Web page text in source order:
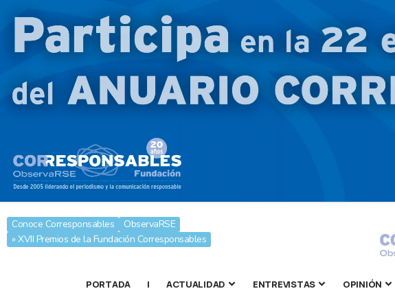
Conoce Corresponsables
ObservaRSE
» XVII Premios de la Fundación Corresponsables
PORTADA | ACTUALIDAD ENTREVISTAS OPINIÓN